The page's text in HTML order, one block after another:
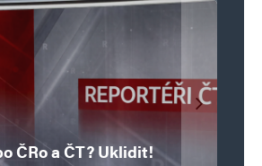
ČRo a ČT? Uklidit!
teror v EU, 6. díl:
poprava 85letého
kněze Jacquese
Hamela
teror v EU, 5. díl:
oslavy pádu Bastily
v Nice
o Václavu Klausovi:
jazz, hádky, loajalita
Jakl boří legendy
prezidentovi
a politici lžou:
nezachrání
byty ani zkrácené
úvazky
Muž, který se
stát premiérem